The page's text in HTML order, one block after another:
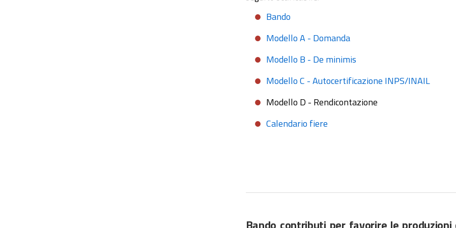
Bando
Modello A - Domanda
Modello B - De minimis
Modello C - Autocertificazione INPS/INAIL
Modello D - Rendicontazione
Calendario fiere